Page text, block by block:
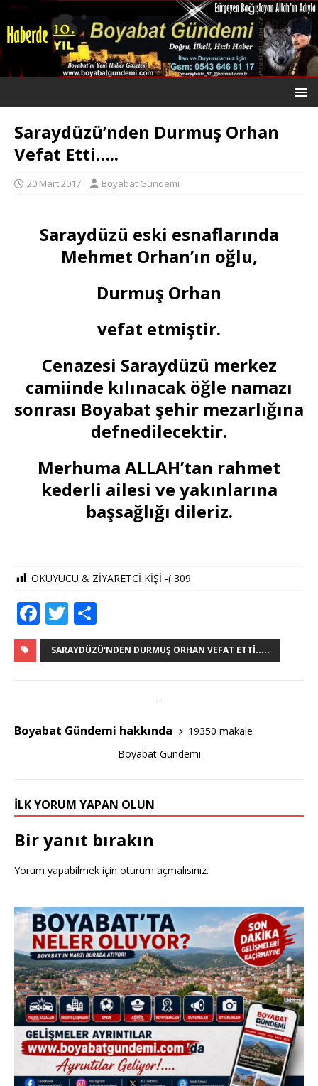
Saraydüzü’nden Durmuş Orhan
Vefat Etti…..
20 Mart 2017 Boyabat Gündemi
Saraydüzü eski esnaflarında
Mehmet Orhan’ın oğlu,
Durmuş Orhan
vefat etmiştir.
Cenazesi Saraydüzü merkez
camiinde kılınacak öğle namazı
sonrası Boyabat şehir mezarlığına
defnedilecektir.
Merhuma ALLAH’tan rahmet
kederli ailesi ve yakınlarına
başsağlığı dileriz.
OKUYUCU & ZİYARETCİ KİŞİ -( 309
F
a
c
o
T
w
it
h
ar
SARAYDÜZÜ'NDEN DURMUŞ ORHAN VEFAT ETTI.....
Boyabat Gündemi hakkında
19350 makale
Boyabat Gündemi
İLK YORUM YAPAN OLUN
Bir yanıt bırakın
Yorum yapabilmek için oturum açmalısınız.